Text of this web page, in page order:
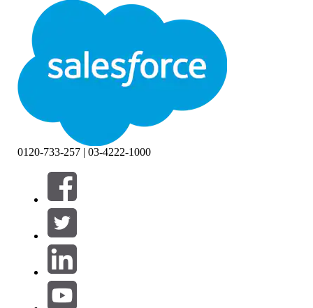
絞り込み条件 (0)
絞り込み条件を選択
製品エリア
0120-733-257 | 03-4222-1000